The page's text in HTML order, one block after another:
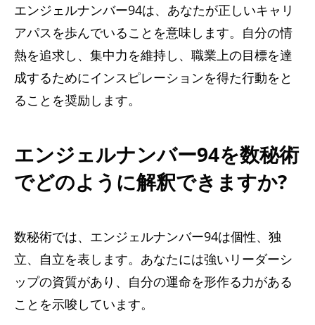
エンジェルナンバー94は、あなたが正しいキャリ
アパスを歩んでいることを意味します。自分の情
熱を追求し、集中力を維持し、職業上の目標を達
成するためにインスピレーションを得た行動をと
ることを奨励します。
エンジェルナンバー94を数秘術
でどのように解釈できますか?
数秘術では、エンジェルナンバー94は個性、独
立、自立を表します。あなたには強いリーダーシ
ップの資質があり、自分の運命を形作る力がある
ことを示唆しています。